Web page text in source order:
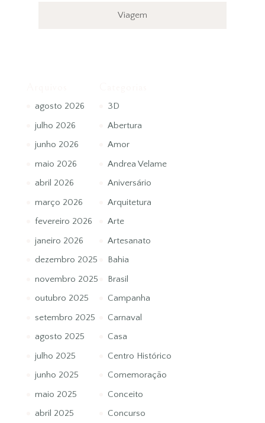
Viagem
agosto 2026
julho 2026
junho 2026
maio 2026
abril 2026
março 2026
fevereiro 2026
janeiro 2026
dezembro 2025
novembro 2025
outubro 2025
setembro 2025
agosto 2025
julho 2025
junho 2025
maio 2025
abril 2025
3D
Abertura
Amor
Andrea Velame
Aniversário
Arquitetura
Arte
Artesanato
Bahia
Brasil
Campanha
Carnaval
Casa
Centro Histórico
Comemoração
Conceito
Concurso